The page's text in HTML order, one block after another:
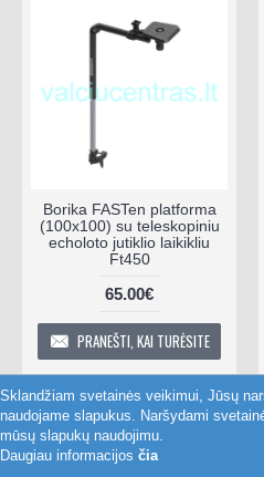
Borika FASTen platforma
(100x100) su teleskopiniu
echoloto jutiklio laikikliu
Ft450
65.00€
PRANEŠTI, KAI TURĖSITE
Sklandžiam svetainės veikimui, Jūsų
naudojame slapukus. Naršydami
mūsų slapukų naudojimu.
Daugiau informacijos čia